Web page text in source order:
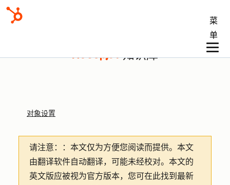
菜
单
知识库
对象设置
请注意： ：本文仅为方便您阅读而提供。 本文
由翻译软件自动翻译，可能未经校对。本文的
英文版应被视为官方版本，您可在此找到最新